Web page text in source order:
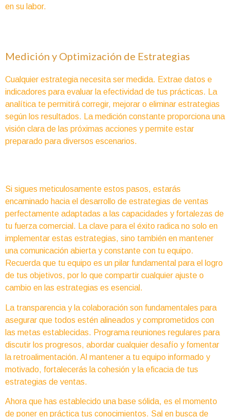
en su labor.
Medición y Optimización de Estrategias
Cualquier estrategia necesita ser medida. Extrae datos e
indicadores para evaluar la efectividad de tus prácticas. La
analítica te permitirá corregir, mejorar o eliminar estrategias
según los resultados. La medición constante proporciona una
visión clara de las próximas acciones y permite estar
preparado para diversos escenarios.
Si sigues meticulosamente estos pasos, estarás
encaminado hacia el desarrollo de estrategias de ventas
perfectamente adaptadas a las capacidades y fortalezas de
tu fuerza comercial. La clave para el éxito radica no solo en
implementar estas estrategias, sino también en mantener
una comunicación abierta y constante con tu equipo.
Recuerda que tu equipo es un pilar fundamental para el logro
de tus objetivos, por lo que compartir cualquier ajuste o
cambio en las estrategias es esencial.
La transparencia y la colaboración son fundamentales para
asegurar que todos estén alineados y comprometidos con
las metas establecidas. Programa reuniones regulares para
discutir los progresos, abordar cualquier desafío y fomentar
la retroalimentación. Al mantener a tu equipo informado y
motivado, fortalecerás la cohesión y la eficacia de tus
estrategias de ventas.
Ahora que has establecido una base sólida, es el momento
de poner en práctica tus conocimientos. Sal en busca de